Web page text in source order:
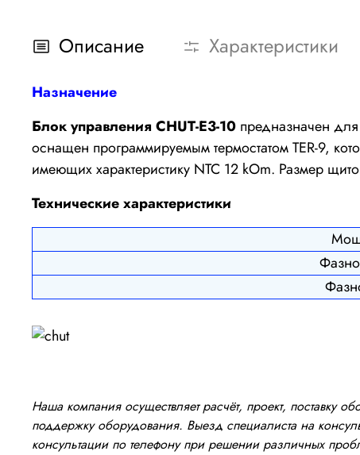
Описание Характеристики
Назначение
Блок управления CHUT-E3-10 предназначен
оснащен программируемым термостатом TER-9,
имеющих характеристику NTC 12 kOm. Размер
Технические характеристики
Наша компания осуществляет расчёт, проект, поставку
поддержку оборудования. Выезд специалиста на
консультации по телефону при решении различных